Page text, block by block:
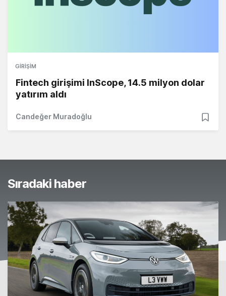
GIRIŞIM
Fintech girişimi InScope, 14.5 milyon dolar
yatırım aldı
Candeğer Muradoğlu
Sıradaki haber